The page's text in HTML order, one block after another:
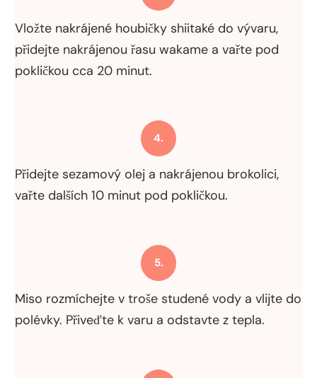
Vložte nakrájené houbičky shiitaké do vývaru,
přidejte nakrájenou řasu wakame a vařte pod
pokličkou cca 20 minut.
4.
Přidejte sezamový olej a nakrájenou brokolici,
vařte dalších 10 minut pod pokličkou.
5.
Miso rozmíchejte v troše studené vody a vlijte do
polévky. Přiveďte k varu a odstavte z tepla.